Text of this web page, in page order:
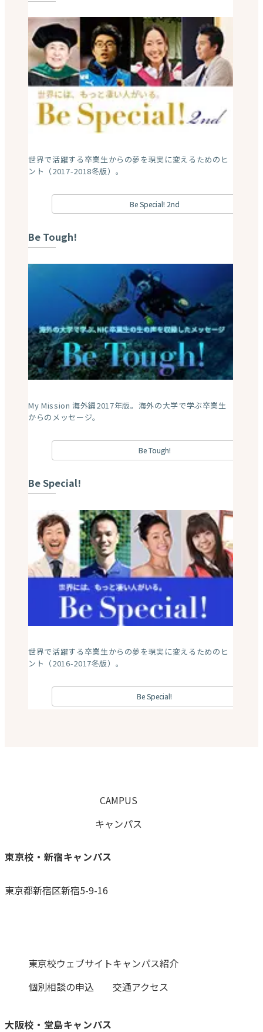
世界で活躍する卒業生からの夢を現実に変えるためのヒ
ント（2017-2018冬版）。
Be Special! 2nd
Be Tough!
My Mission 海外編2017年版。海外の大学で学ぶ卒業生
からのメッセージ。
Be Tough!
Be Special!
世界で活躍する卒業生からの夢を現実に変えるためのヒ
ント（2016-2017冬版）。
Be Special!
CAMPUS
キャンパス
東京校・新宿キャンパス
東京都新宿区新宿5-9-16
東京校ウェブサイトキャンパス紹介
個別相談の申込
交通アクセス
大阪校・堂島キャンパス